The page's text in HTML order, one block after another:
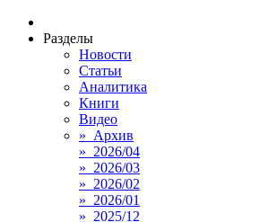
Разделы
Новости
Статьи
Аналитика
Книги
Видео
» Архив
» 2026/04
» 2026/03
» 2026/02
» 2026/01
» 2025/12